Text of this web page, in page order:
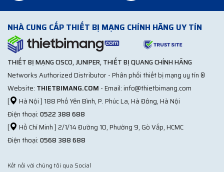
NHÀ CUNG CẤP THIẾT BỊ MẠNG CHÍNH HÃNG UY TÍN
THIẾT BỊ MẠNG CISCO, JUNIPER, THIẾT BỊ QUANG CHÍNH HÃNG
Networks Authorized Distributor - Phân phối thiết bị mạng uy tín ®
Website: THIETBIMANG.COM - Email: info@thietbimang.com
[
Hà Nội ] 188 Phố Yên Bình, P. Phúc La, Hà Đông, Hà Nội
Điện thoại:0522 388 688
[
Hồ Chí Minh ] 2/1/14 Đường 10, Phường 9, Gò Vấp, HCMC
Điện thoại:0568 388 688
Kết nối với chúng tôi qua Social